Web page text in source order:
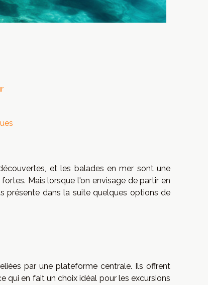
et les balades en mer sont une
Mais lorsque l'on envisage de partir en
présente dans la suite quelques options de
par une plateforme centrale. Ils offrent
qui en fait un choix idéal pour les excursions